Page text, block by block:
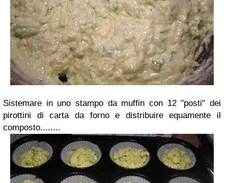
Sistemare in uno stampo da muffin con 12 "posti" dei
pirottini di carta da forno e distribuire equamente il
composto........